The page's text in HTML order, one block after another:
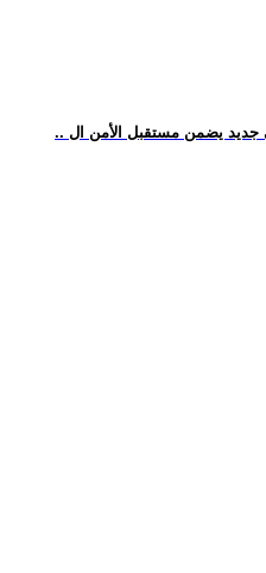
جديد يضمن مستقبل الأمن ال